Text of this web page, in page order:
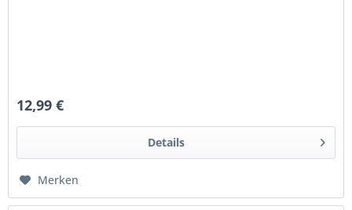
12,99 €
Details
Merken